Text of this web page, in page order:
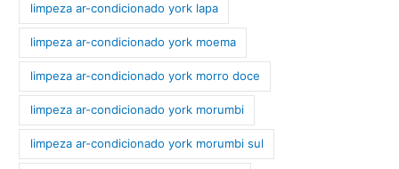
limpeza ar-condicionado york lapa
limpeza ar-condicionado york moema
limpeza ar-condicionado york morro doce
limpeza ar-condicionado york morumbi
limpeza ar-condicionado york morumbi sul